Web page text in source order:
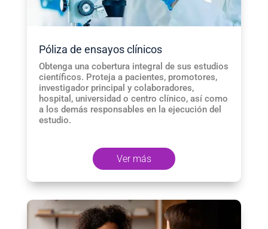
Póliza de ensayos clínicos
Obtenga una cobertura integral de sus estudios
científicos. Proteja a pacientes, promotores,
investigador principal y colaboradores,
hospital, universidad o centro clínico, así como
a los demás responsables en la ejecución del
estudio.
Ver más